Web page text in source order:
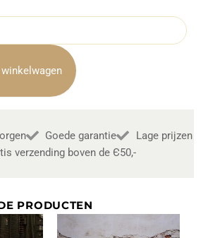
Goede garantie
Lage prijzen
verzending boven de Є50,-
PRODUCTEN